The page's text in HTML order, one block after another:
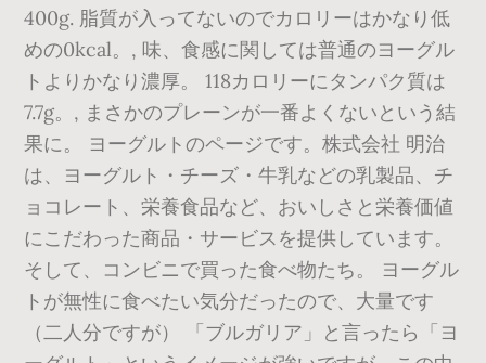
400g. 脂質が入ってないのでカロリーはかなり低
めの0kcal。, 味、食感に関しては普通のヨーグル
トよりかなり濃厚。 118カロリーにタンパク質は
7.7g。, まさかのプレーンが一番よくないという結
果に。 ヨーグルトのページです。株式会社 明治
は、ヨーグルト・チーズ・牛乳などの乳製品、チ
ョコレート、栄養食品など、おいしさと栄養価値
にこだわった商品・サービスを提供しています。
そして、コンビニで買った食べ物たち。 ヨーグル
トが無性に食べたい気分だったので、大量です
（二人分ですが） 「ブルガリア」と言ったら「ヨ